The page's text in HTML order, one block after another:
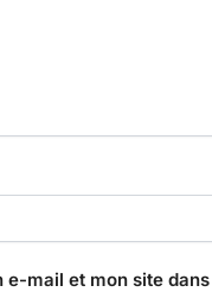
e-mail et mon site